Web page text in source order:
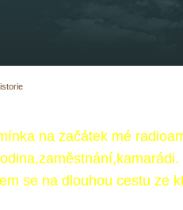
na začátek mé
se na dlouhou cestu ze